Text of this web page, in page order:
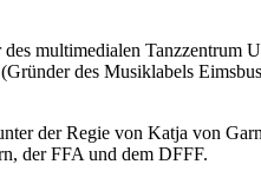
multimedialen Tanzzentrum
des Musiklabels
der Regie von Katja von
der FFA und dem DFFF.